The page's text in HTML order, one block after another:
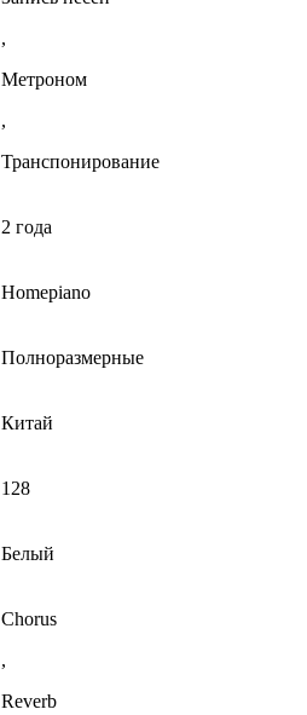
,
Метроном
,
Транспонирование
2 года
Homepiano
Полноразмерные
Китай
128
Белый
Chorus
,
Reverb